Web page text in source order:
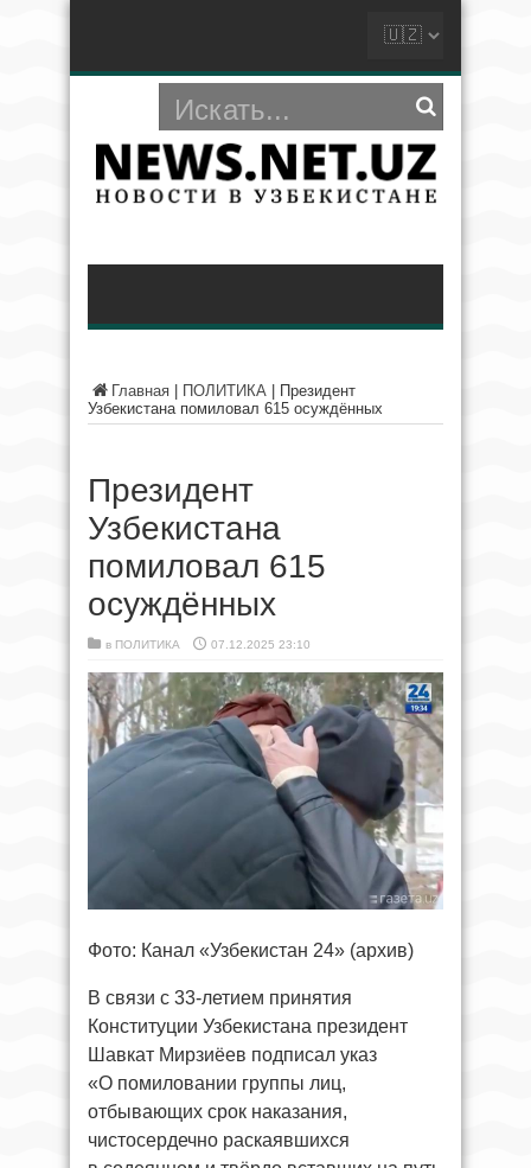
Главная ПОЛИТИКА
Президент
Узбекистана помиловал 615 осуждённых
Президент
Узбекистана
помиловал 615
осуждённых
в ПОЛИТИКА 07.12.2025 23:10
Фото: Канал «Узбекистан 24» (архив)
В связи с 33-летием принятия
Конституции Узбекистана президент
Шавкат Мирзиёев подписал указ
«О помиловании группы лиц,
отбывающих срок наказания,
чистосердечно раскаявшихся